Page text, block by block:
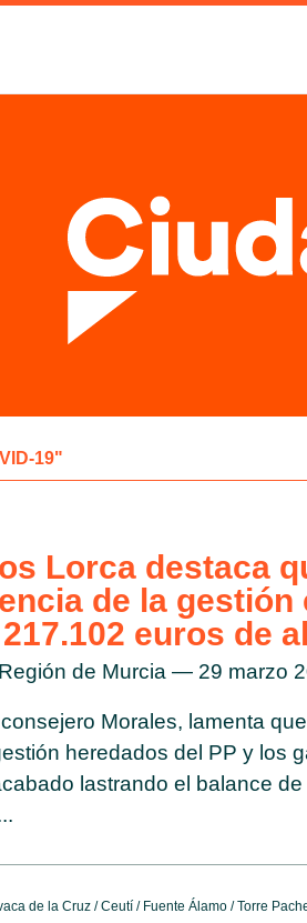
19"
Lorca destaca
de la gestión
euros de
de Murcia — 29 marzo
Morales, lamenta
heredados del PP y los
lastrando el balance
de la Cruz/Ceutí/ Fuente Álamo/Torre